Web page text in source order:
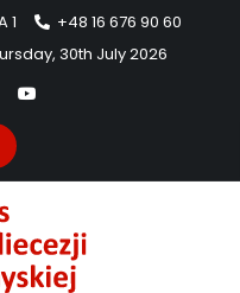
1
+48 16 676 90 60
30th July 2026